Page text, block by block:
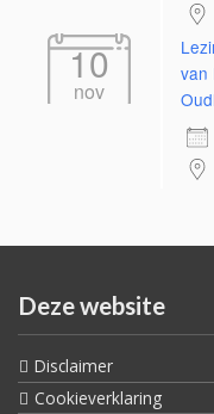
10
nov
van
Deze website
Disclaimer
Cookieverklaring